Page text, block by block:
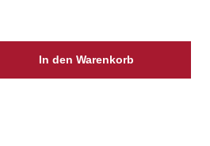
Gib den gewünschten
In den Warenkorb